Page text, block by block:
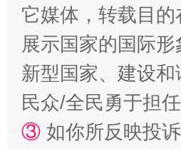
它媒体，转载目
展示国家的国际
新型国家、建设
民众/全民勇于担
③ 如你所反映投